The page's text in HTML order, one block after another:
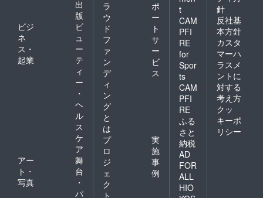
出
版
ビジ
ネ
ス・
起業
ビ
ュ
ー
テ
ィ
ー
・
ヘ
ル
ス
ケ
ア
アー
ト・
写真
舞
台
・
パ
ラ
ウ
ド
フ
ァ
ン
デ
ィ
ン
グ
と
は
ポ
ー
ト
サ
ー
ビ
ス
プ
ロ
ジ
ェ
ク
ト
実
施
事
例
t
CAM
PFI
RE
for
Spor
ts
CAM
PFI
RE
ふる
さと
納税
AD
FOR
ALL
HIO
針
反社基
本方針
カスタ
マーハ
ラスメ
ントに
対する
考え方
クッ
キーポ
リシー